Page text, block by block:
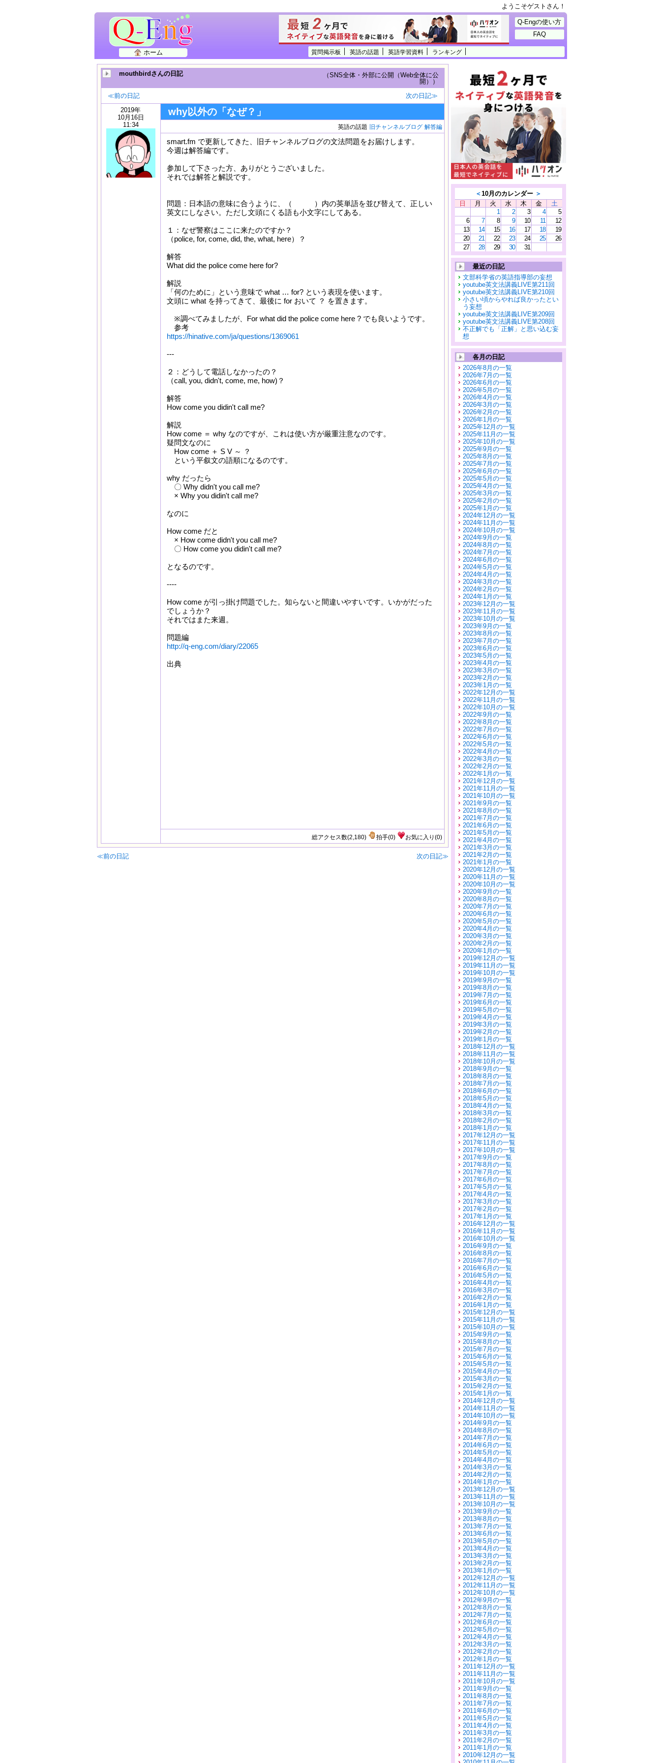
ようこそゲストさん！
質問掲示板 英語の話題 英語学習資料 ランキング
ホーム
Q-Engの使い方
FAQ
mouthbirdさんの日記
（SNS全体・外部に公開（Web全体に公
開））
≪前の日記
次の日記≫
2019年
10月16日
11:34
why以外の「なぜ？」
英語の話題 旧チャンネルブログ 解答編
smart.fm で更新してきた、旧チャンネルブログの文法問題をお届けします。
今週は解答編です。
参加して下さった方、ありがとうございました。
それでは解答と解説です。
問題：日本語の意味に合うように、（ ）内の英単語を並び替えて、正しい
英文にしなさい。ただし文頭にくる語も小文字にしてある。
１：なぜ警察はここに来たのですか？
（police, for, come, did, the, what, here）？
解答
What did the police come here for?
解説
「何のために」という意味で what … for? という表現を使います。
文頭に what を持ってきて、最後に for おいて ？ を置きます。
※調べてみましたが、For what did the police come here ? でも良いようです。
参考
https://hinative.com/ja/questions/1369061
---
２：どうして電話しなかったの？
（call, you, didn't, come, me, how)？
解答
How come you didin't call me?
解説
How come ＝ why なのですが、これは使い方が厳重注意なのです。
疑問文なのに
How come ＋ S V ～ ？
という平叙文の語順になるのです。
why だったら
〇 Why didn't you call me?
× Why you didin't call me?
なのに
How come だと
× How come didn't you call me?
〇 How come you didin't call me?
となるのです。
----
How come が引っ掛け問題でした。知らないと間違いやすいです。いかがだった
でしょうか？
それではまた来週。
問題編
http://q-eng.com/diary/22065
出典
総アクセス数(2,180) 拍手(0) お気に入り (0)
≪前の日記 次の日記≫
＜10月のカレンダー ＞
日
月 火 水 木 金
土
1
2 3 4
5
6
7 8 9 10 11
12
13
14 15 16 17 18
19
20
21 22 23 24 25
26
27
28 29 30 31
最近の日記
文部科学省の英語指導部の妄想
youtube英文法講義LIVE第211回
youtube英文法講義LIVE第210回
小さい頃からやれば良かったとい
う妄想
youtube英文法講義LIVE第209回
youtube英文法講義LIVE第208回
不正解でも「正解」と思い込む妄
想
各月の日記
2026年8月の一覧
2026年7月の一覧
2026年6月の一覧
2026年5月の一覧
2026年4月の一覧
2026年3月の一覧
2026年2月の一覧
2026年1月の一覧
2025年12月の一覧
2025年11月の一覧
2025年10月の一覧
2025年9月の一覧
2025年8月の一覧
2025年7月の一覧
2025年6月の一覧
2025年5月の一覧
2025年4月の一覧
2025年3月の一覧
2025年2月の一覧
2025年1月の一覧
2024年12月の一覧
2024年11月の一覧
2024年10月の一覧
2024年9月の一覧
2024年8月の一覧
2024年7月の一覧
2024年6月の一覧
2024年5月の一覧
2024年4月の一覧
2024年3月の一覧
2024年2月の一覧
2024年1月の一覧
2023年12月の一覧
2023年11月の一覧
2023年10月の一覧
2023年9月の一覧
2023年8月の一覧
2023年7月の一覧
2023年6月の一覧
2023年5月の一覧
2023年4月の一覧
2023年3月の一覧
2023年2月の一覧
2023年1月の一覧
2022年12月の一覧
2022年11月の一覧
2022年10月の一覧
2022年9月の一覧
2022年8月の一覧
2022年7月の一覧
2022年6月の一覧
2022年5月の一覧
2022年4月の一覧
2022年3月の一覧
2022年2月の一覧
2022年1月の一覧
2021年12月の一覧
2021年11月の一覧
2021年10月の一覧
2021年9月の一覧
2021年8月の一覧
2021年7月の一覧
2021年6月の一覧
2021年5月の一覧
2021年4月の一覧
2021年3月の一覧
2021年2月の一覧
2021年1月の一覧
2020年12月の一覧
2020年11月の一覧
2020年10月の一覧
2020年9月の一覧
2020年8月の一覧
2020年7月の一覧
2020年6月の一覧
2020年5月の一覧
2020年4月の一覧
2020年3月の一覧
2020年2月の一覧
2020年1月の一覧
2019年12月の一覧
2019年11月の一覧
2019年10月の一覧
2019年9月の一覧
2019年8月の一覧
2019年7月の一覧
2019年6月の一覧
2019年5月の一覧
2019年4月の一覧
2019年3月の一覧
2019年2月の一覧
2019年1月の一覧
2018年12月の一覧
2018年11月の一覧
2018年10月の一覧
2018年9月の一覧
2018年8月の一覧
2018年7月の一覧
2018年6月の一覧
2018年5月の一覧
2018年4月の一覧
2018年3月の一覧
2018年2月の一覧
2018年1月の一覧
2017年12月の一覧
2017年11月の一覧
2017年10月の一覧
2017年9月の一覧
2017年8月の一覧
2017年7月の一覧
2017年6月の一覧
2017年5月の一覧
2017年4月の一覧
2017年3月の一覧
2017年2月の一覧
2017年1月の一覧
2016年12月の一覧
2016年11月の一覧
2016年10月の一覧
2016年9月の一覧
2016年8月の一覧
2016年7月の一覧
2016年6月の一覧
2016年5月の一覧
2016年4月の一覧
2016年3月の一覧
2016年2月の一覧
2016年1月の一覧
2015年12月の一覧
2015年11月の一覧
2015年10月の一覧
2015年9月の一覧
2015年8月の一覧
2015年7月の一覧
2015年6月の一覧
2015年5月の一覧
2015年4月の一覧
2015年3月の一覧
2015年2月の一覧
2015年1月の一覧
2014年12月の一覧
2014年11月の一覧
2014年10月の一覧
2014年9月の一覧
2014年8月の一覧
2014年7月の一覧
2014年6月の一覧
2014年5月の一覧
2014年4月の一覧
2014年3月の一覧
2014年2月の一覧
2014年1月の一覧
2013年12月の一覧
2013年11月の一覧
2013年10月の一覧
2013年9月の一覧
2013年8月の一覧
2013年7月の一覧
2013年6月の一覧
2013年5月の一覧
2013年4月の一覧
2013年3月の一覧
2013年2月の一覧
2013年1月の一覧
2012年12月の一覧
2012年11月の一覧
2012年10月の一覧
2012年9月の一覧
2012年8月の一覧
2012年7月の一覧
2012年6月の一覧
2012年5月の一覧
2012年4月の一覧
2012年3月の一覧
2012年2月の一覧
2012年1月の一覧
2011年12月の一覧
2011年11月の一覧
2011年10月の一覧
2011年9月の一覧
2011年8月の一覧
2011年7月の一覧
2011年6月の一覧
2011年5月の一覧
2011年4月の一覧
2011年3月の一覧
2011年2月の一覧
2011年1月の一覧
2010年12月の一覧